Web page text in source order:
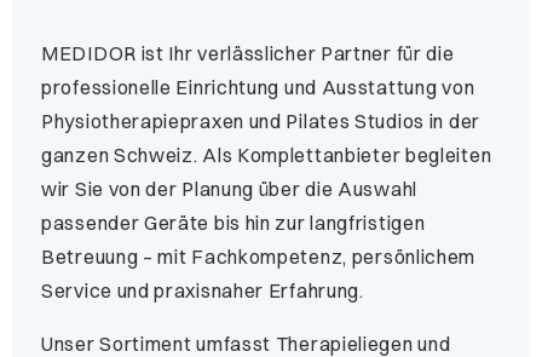
MEDIDOR ist Ihr verlässlicher Partner für die
professionelle Einrichtung und Ausstattung von
Physiotherapiepraxen und Pilates Studios in der
ganzen Schweiz. Als Komplettanbieter begleiten
wir Sie von der Planung über die Auswahl
passender Geräte bis hin zur langfristigen
Betreuung – mit Fachkompetenz, persönlichem
Service und praxisnaher Erfahrung.
Unser Sortiment umfasst Therapieliegen und